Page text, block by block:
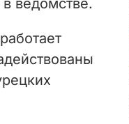
ведомстве.